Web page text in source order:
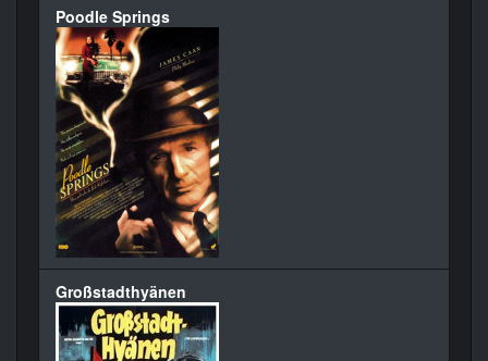
Poodle Springs
Großstadthyänen